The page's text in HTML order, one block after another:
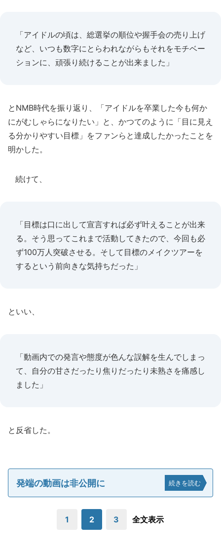
「アイドルの頃は、総選挙の順位や握手会の売り上げ
など、いつも数字にとらわれながらもそれをモチベー
ションに、頑張り続けることが出来ました」
とNMB時代を振り返り、「アイドルを卒業した今も何か
にがむしゃらになりたい」と、かつてのように「目に見え
る分かりやすい目標」をファンらと達成したかったことを
明かした。
続けて、
「目標は口に出して宣言すれば必ず叶えることが出来
る。そう思ってこれまで活動してきたので、今回も必
ず100万人突破させる。そして目標のメイクツアーを
するという前向きな気持ちだった」
といい、
「動画内での発言や態度が色んな誤解を生んでしまっ
て、自分の甘さだったり焦りだったり未熟さを痛感し
ました」
と反省した。
発端の動画は非公開に 続きを読む
1 2 3 全文表示